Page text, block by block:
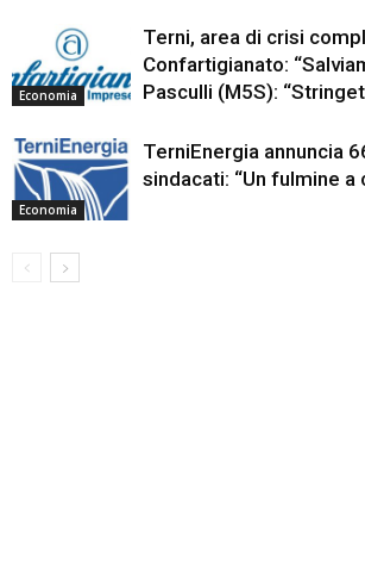
Economia
Terni, area di crisi
Confartigianato:
Pasculli (M5S):
Economia
TerniEnergia annuncia
sindacati: “Un fulmine a